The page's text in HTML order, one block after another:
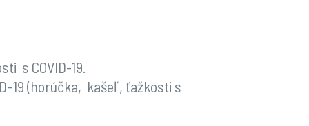
s COVID-19.
(horúčka, kašeľ, ťažkosti s